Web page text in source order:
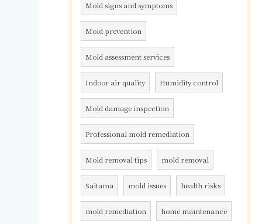
Mold signs and symptoms
Mold prevention
Mold assessment services
Indoor air quality Humidity control
Mold damage inspection
Professional mold remediation
Mold removal tips mold removal
Saitama mold issues health risks
mold remediation home maintenance